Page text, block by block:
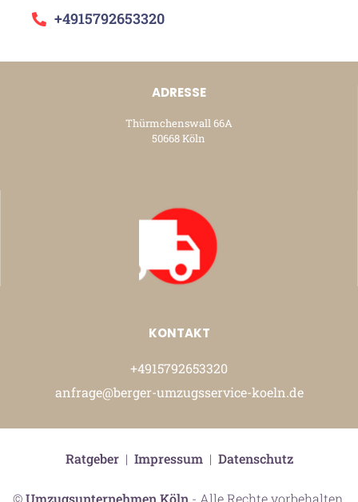
+4915792653320
ADRESSE
Thürmchenswall 66A
50668 Köln
KONTAKT
+4915792653320
anfrage@berger-umzugsservice-koeln.de
©Umzugsunternehmen Köln - Alle Rechte vorbehalten.
Ratgeber| Impressum| Datenschutz